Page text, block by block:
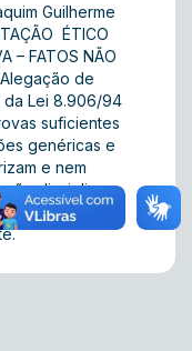
Guilherme
 ÉTICO
– FATOS NÃO
Alegação de
da Lei 8.906/94
suficientes
genéricas e
e nem
disciplinar,
Acórdão: